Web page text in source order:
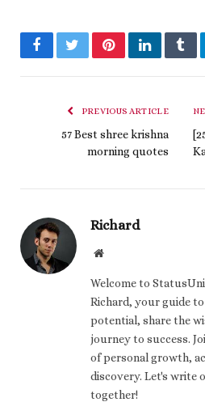
FacebookTwitterPinterestLinkedIn
PREVIOUS ARTICLE
57 Best shree krishna
morning quotes
Richard
Website
Welcome to
Richard, your guide
potential, share the
journey to success.
of personal growth,
discovery. Let's write
together!